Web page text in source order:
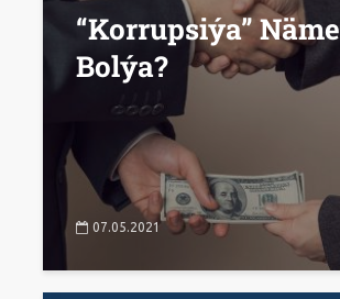
“Korrupsiýa” Näme
Bolýa?
07.05.2021